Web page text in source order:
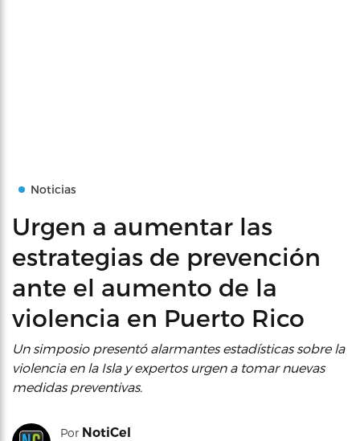
Noticias
Urgen a aumentar las
estrategias de prevención
ante el aumento de la
violencia en Puerto Rico
Un simposio presentó alarmantes estadísticas sobre la
violencia en la Isla y expertos urgen a tomar nuevas
medidas preventivas.
Por NotiCel